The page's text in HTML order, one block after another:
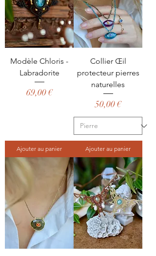
Modèle Chloris -
Labradorite
Prix
69,00 €
Ajouter au panier
Collier Œil
protecteur pierres
naturelles
Prix
50,00 €
Ajouter au panier